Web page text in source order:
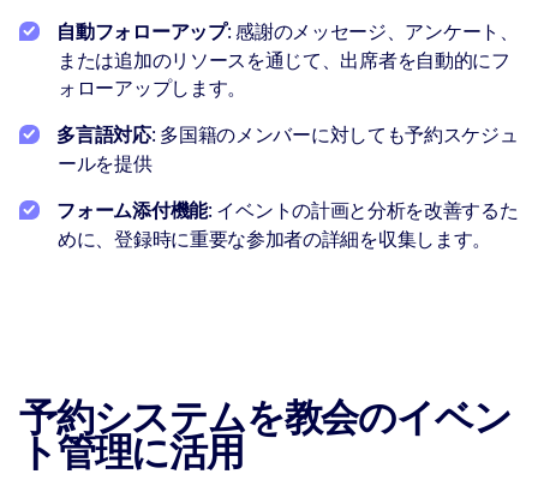
自動フォローアップ: 感謝のメッセージ、アンケート、
または追加のリソースを通じて、出席者を自動的にフ
ォローアップします。
多言語対応: 多国籍のメンバーに対しても予約スケジュ
ールを提供
フォーム添付機能: イベントの計画と分析を改善するた
めに、登録時に重要な参加者の詳細を収集します。
予約システムを教会のイベン
ト管理に活用